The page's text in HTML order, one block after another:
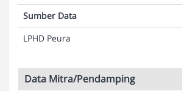
Sumber Data
LPHD Peura
Data Mitra/Pendamping